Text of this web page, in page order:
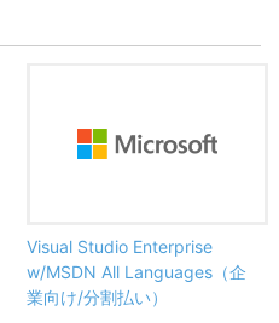
Visual Studio Enterprise
w/MSDN All Languages（企
業向け/分割払い）